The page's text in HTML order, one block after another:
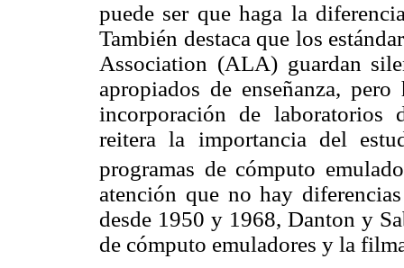
puede ser que haga la
También destaca que los
Association (ALA) guardan
apropiados de enseñanza,
incorporación de laboratorios
reitera la importancia del
programas de cómputo
atención que no hay
desde 1950 y 1968, Danton y
de cómputo emuladores y la